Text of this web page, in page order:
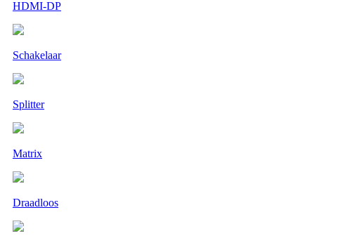
HDMI-DP
Schakelaar
Splitter
Matrix
Draadloos